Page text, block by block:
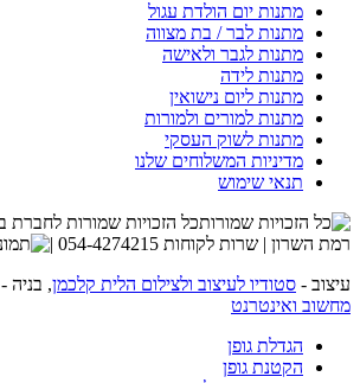
מתנות יום הולדת עגול
מתנות לבר / בת מצווה
מתנות לגבר ולאישה
מתנות לידה
מתנות ליום נישואין
מתנות למורים ולמורות
מתנות לשוק העסקי
מדיניות המשלוחים שלנו
תנאי שימוש
רמת השרון | שרות לקוחות 054-4274215 |
עיצוב - סטודיו לעיצוב ולצילום הלית קלכמן, בניה -
מחשוב ואינטרנט
הגדלת גופן
הקטנת גופן